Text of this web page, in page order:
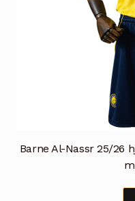
Barne Al-Nassr 25/26